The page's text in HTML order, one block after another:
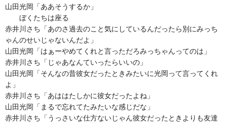
山田光岡「ああそうするか」
ぼくたちは座る
赤井川さち「あのさ過去のこと気にしているんだったら別にみっち
ゃんのせいじゃないんだよ」
山田光岡「はぁーやめてくれと言っただろみっちゃんってのは」
赤井川さち「じゃあなんていったらいいの」
山田光岡「そんなの昔彼女だったときみたいに光岡って言ってくれ
よ」
赤井川さち「あははたしかに彼女だったよね」
山田光岡「まるで忘れてたみたいな感じだな」
赤井川さち「うっさいな仕方ないじゃん彼女だったときよりも友達